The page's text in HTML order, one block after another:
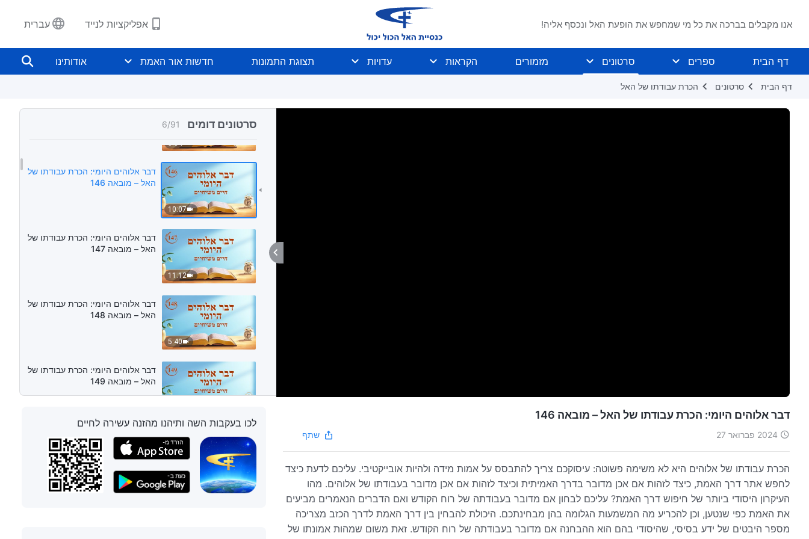
אנו מקבלים בברכה את כל מי שמחפש את הופעת האל ונכסף אליה! אפליקציות לנייד עברית
דף הבית ספרים סרטונים מזמורים הקראות עדויות תצוגת התמונות חדשות אור האמת אודותינו
דף הבית סרטונים הכרת עבודתו של האל
סרטונים דומים 6/91
5:27
האל – מובאה 144
5:54
10:07
דבר אלוהים היומי: הכרת עבודתו של
האל – מובאה 146
11:12
דבר אלוהים היומי: הכרת עבודתו של
האל – מובאה 147
5:40
דבר אלוהים היומי: הכרת עבודתו של
האל – מובאה 148
דבר אלוהים היומי: הכרת עבודתו של
האל – מובאה 149
12:53
דבר אלוהים היומי: הכרת עבודתו של
האל – מובאה 150
דבר אלוהים היומי: הכרת עבודתו של האל – מובאה 146
2024 פברואר 27 שתף
הכרת עבודתו של אלוהים היא לא משימה פשוטה: עיסוקכם צריך להתבסס על אמות מידה ולהיות אובייקטיבי. עליכם לדעת כיצד
לחפש אתר דרך האמת, כיצד לזהות אם אכן מדובר בדרך האמיתית וכיצד לזהות אם אכן מדובר בעבודתו של אלוהים. מהו
העיקרון היסודי ביותר של חיפוש דרך האמת? עליכם לבחון אם מדובר בעבודתה של רוח הקודש ואם הדברים הנאמרים מביעים
את האמת כפי שנטען, וכן להכריע מה המשמעות הגלומה בהן מבחינתכם. היכולת להבחין בין דרך האמת לדרך הכזב מצריכה
מספר היבטים של ידע בסיסי, שהיסודי בהם הוא ההבחנה אם מדובר בעבודתה של רוח הקודש. זאת משום שמהות אמונתו של
לכו בעקבות השה ותיהנו מהזנה עשירה לחיים